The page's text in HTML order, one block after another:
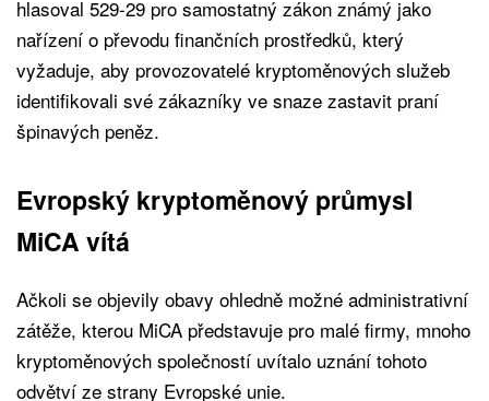
hlasoval 529-29 pro samostatný zákon známý jako
nařízení o převodu finančních prostředků, který
vyžaduje, aby provozovatelé kryptoměnových služeb
identifikovali své zákazníky ve snaze zastavit praní
špinavých peněz.
Evropský kryptoměnový průmysl
MiCA vítá
Ačkoli se objevily obavy ohledně možné administrativní
zátěže, kterou MiCA představuje pro malé firmy, mnoho
kryptoměnových společností uvítalo uznání tohoto
odvětví ze strany Evropské unie.